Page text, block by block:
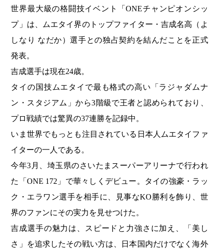
世界最大級の格闘技イベント「ONEチャンピオンシッ
プ」は、ムエタイ界のトップファイター・吉成名高（よ
しなり なだか）選手との独占契約を結んだことを正式
発表。
吉成選手は現在24歳。
タイの国技ムエタイで最も格式の高い「ラジャダムナ
ン・スタジアム」から3階級で王者と認められており、
プロ戦績では驚異の37連勝を記録中。
いま世界でもっとも注目されている日本人ムエタイファ
イターの一人である。
今年3月、埼玉県のさいたまスーパーアリーナで行われ
た「ONE 172」で華々しくデビュー。タイの強豪・ラッ
ク・エラワン選手を相手に、見事なKO勝利を飾り、世
界のファンにその実力を見せつけた。
吉成選手の魅力は、スピードと力強さに加え、「美し
さ」を追求したその戦い方は、日本国内だけでなく海外